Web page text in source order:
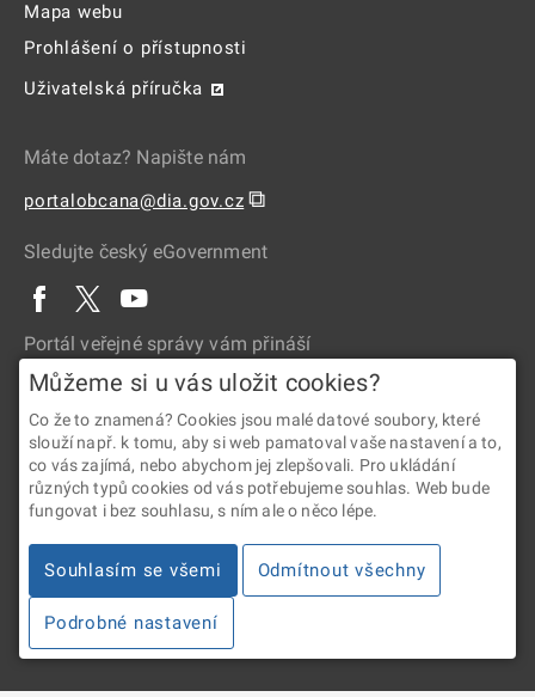
Mapa webu
Prohlášení o přístupnosti
Uživatelská příručka
Máte dotaz? Napište nám
portalobcana@dia.gov.cz ⧉
Sledujte český eGovernment
Portál veřejné správy vám přináší
2026 © Digitální a informační agentura • Informace jsou poskytovány
v souladu se zákonem č. 106/1999 Sb., o svobodném přístupu
Verze 4.2.288
Můžeme si u vás uložit cookies?
Co že to znamená? Cookies jsou malé datové soubory, které
slouží např. k tomu, aby si web pamatoval vaše nastavení a to,
co vás zajímá, nebo abychom jej zlepšovali. Pro ukládání
různých typů cookies od vás potřebujeme souhlas. Web bude
fungovat i bez souhlasu, s ním ale o něco lépe.
Souhlasím se všemi Odmítnout všechny
Podrobné nastavení